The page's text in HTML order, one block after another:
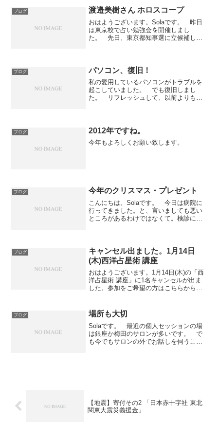
ブログ 渡邉美樹さん ホロスコープ
おはようございます。Solaです。 昨日
は東京校で占い勉強会を開催しまし
た。 先日、東京都知事選に立候補した
このタイミングで出馬って...
ブログ パソコン、復旧！
私の愛用しているパソコンがトラブルを
起こしていました。 でも復旧しまし
た。 リフレッシュして、以前よりも元
ブログ 2012年ですね。
今年もよろしくお願い致します。
ブログ 今年のクリスマス・プレゼント
こんにちは。Solaです。 今日は病院に
行ってきました。と、言いましても悪い
ところがあるわけではなくて。検診に行
レゼントです。 P....
ブログ
キャンセル出ました。1月14日
(木)西洋占星術 講座
おはようございます。1月14日(木)の「西
洋占星術 講座」に1名キャンセルが出ま
した。参加をご希望の方はこちらからお
ブログ 場所も大切
Solaです。 最近の個人セッションの場
は銀座か梅田のサロンが多いです。 で
も今でもサロンの外でお話しを伺うこと
【地震】寄付その2 「日本赤十字社 東北
関東大震災義援金」